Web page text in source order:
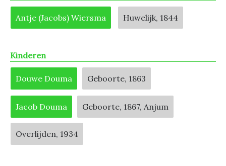
Antje (Jacobs) Wiersma Huwelijk, 1844
Kinderen
Douwe Douma Geboorte, 1863
Jacob Douma Geboorte, 1867, Anjum
Overlijden, 1934